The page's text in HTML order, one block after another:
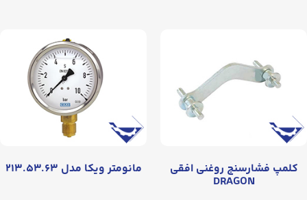
کلمپ فشارسنج روغنی افقی
DRAGON
مانومتر ویکا مدل ۲۱۳.۵۳.۶۳